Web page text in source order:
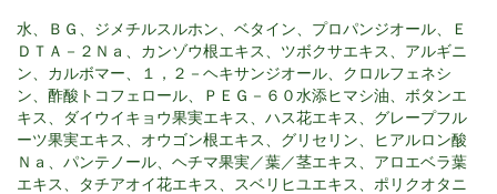
水、ＢＧ、ジメチルスルホン、ベタイン、プロパンジオール、Ｅ
ＤＴＡ－２Ｎａ、カンゾウ根エキス、ツボクサエキス、アルギニ
ン、カルボマー、１，２－ヘキサンジオール、クロルフェネシ
ン、酢酸トコフェロール、ＰＥＧ－６０水添ヒマシ油、ボタンエ
キス、ダイウイキョウ果実エキス、ハス花エキス、グレープフル
ーツ果実エキス、オウゴン根エキス、グリセリン、ヒアルロン酸
Ｎａ、パンテノール、ヘチマ果実／葉／茎エキス、アロエベラ葉
エキス、タチアオイ花エキス、スベリヒユエキス、ポリクオタニ